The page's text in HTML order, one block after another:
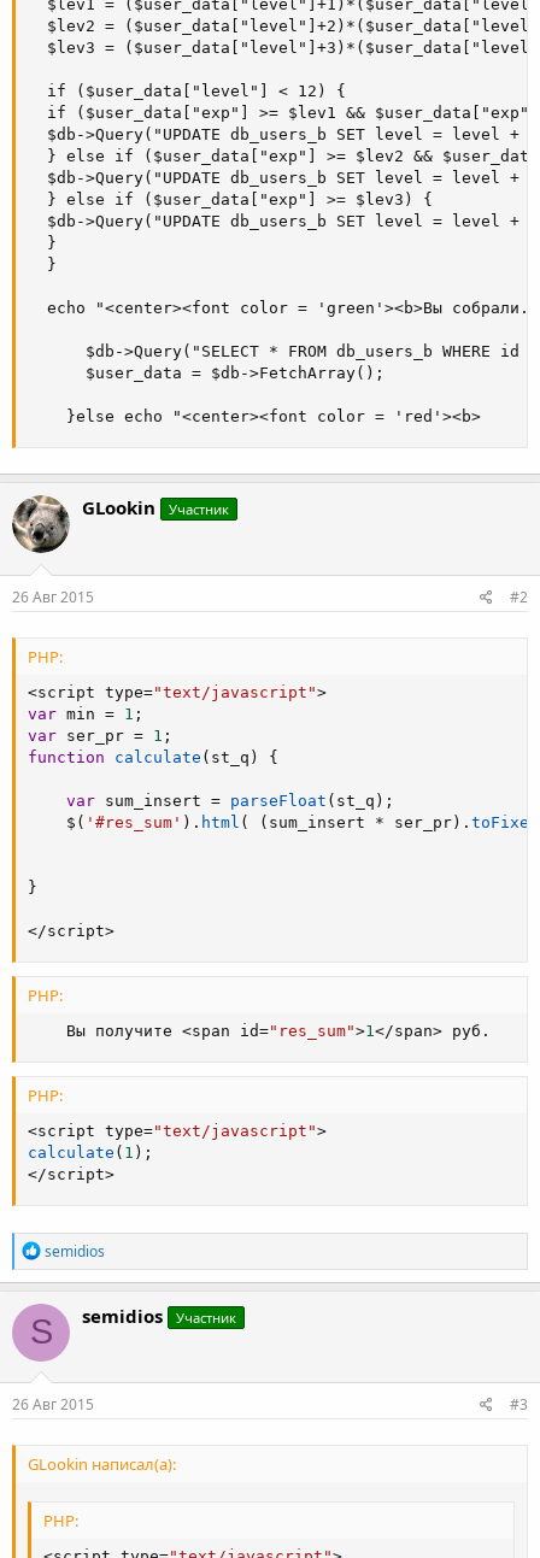
$lev1 =
$lev2 =
$lev3 =
  if ($user_data["level"] < 12) {
if ($user_data["exp"] >= $lev1 &&
$db->Query("UPDATE db_users_b SET level = level +
} else if ($user_data["exp"] >= $lev2 &&
$db->Query("UPDATE db_users_b SET level = level +
  } else if ($user_data["exp"] >= $lev3) {
$db->Query("UPDATE db_users_b SET level = level +
  }
  }
echo "<center><font color = 'green'><b>Вы
$db->Query("SELECT * FROM db_users_b WHERE id
      $user_data = $db->FetchArray();
    }else echo "<center><font color = 'red'><b>
GLookin Участник
26 Авг 2015 #2
PHP:
<script type="text/javascript">
var min = 1 ;
var ser_pr = 1 ;
function
calculate ( st_q ) {
var sum_insert = parseFloat ( st_q ) ;
    $
( '#res_sum' ) . html ( ( sum_insert * ser_pr ) . toFixed
}
</script>
PHP:
    Вы получите
<span id="res_sum">1</span> руб .
PHP:
<script type="text/javascript">
calculate ( 1 ) ;
</script>
Р
е
а
к
ц
и
и
:
semidios
S semidios Участник
26 Авг 2015 #3
GLookin написал(а):
PHP: